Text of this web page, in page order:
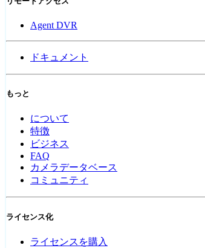
Agent DVR
ドキュメント
もっと
について
特徴
ビジネス
FAQ
カメラデータベース
コミュニティ
ライセンス化
ライセンスを購入